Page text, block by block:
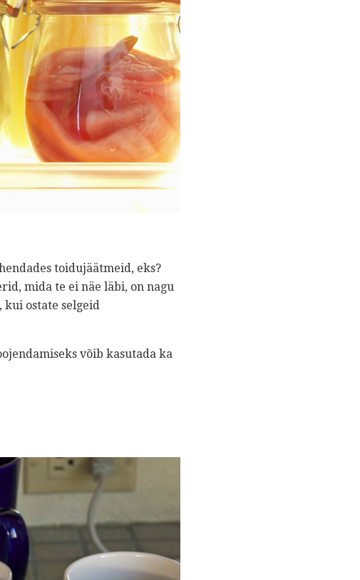
toidujäätmeid, eks?
mida te ei näe läbi, on nagu
kui ostate selgeid
võib kasutada ka